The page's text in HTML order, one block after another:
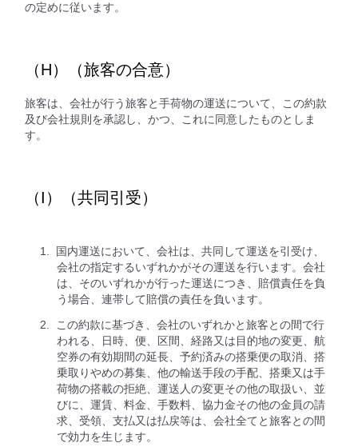
の定めに従います。
（H）（旅客の合意）
旅客は、会社が行う旅客と手荷物の運送について、この約款
及び会社規則を承認し、かつ、これに同意したものとしま
す。
（I）（共同引受）
国内運送において、会社は、共同して運送を引受け、
会社の指定するいずれかがその運送を行います。会社
は、そのいずれかが行った運送につき、賠償責任を負
う場合、連帯して賠償の責任を負います。
この約款に基づき、会社のいずれかと旅客との間で行
われる、日時、便、区間、経路又は目的地の変更、航
空券の有効期間の延長、予約済みの搭乗便の取消、搭
乗取りやめの募集、他の輸送手段の手配、搭乗又は手
荷物の搭載の拒絶、運送人の変更その他の取扱い、並
びに、運賃、料金、手数料、協力金その他の金員の請
求、受領、支払又は払戻等は、会社全てと旅客との間
で効力を生じます。